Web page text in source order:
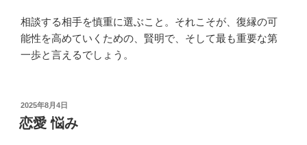
相談する相手を慎重に選ぶこと。それこそが、復縁の可
能性を高めていくための、賢明で、そして最も重要な第
一歩と言えるでしょう。
投
稿
日:
2025年8月4日
恋愛 悩み